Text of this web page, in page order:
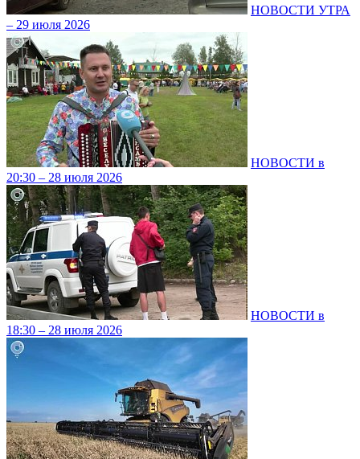
НОВОСТИ УТРА
– 29 июля 2026
НОВОСТИ в
20:30 – 28 июля 2026
НОВОСТИ в
18:30 – 28 июля 2026